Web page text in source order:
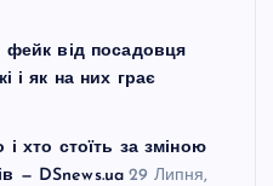
фейк від посадовця
і як на них грає
і хто стоїть за зміною
— DSnews.ua 29 Липня,